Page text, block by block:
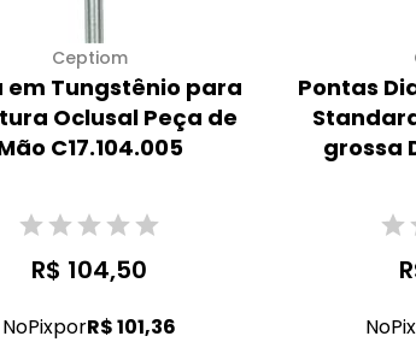
Ceptiom
em Tungstênio para
Oclusal Peça de
C17.104.005
R$ 104,50
NoPixporR$ 101,36
Pontas
grossa
NoPix